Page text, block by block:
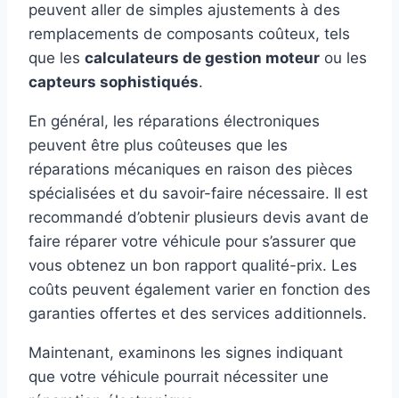
peuvent aller de simples ajustements à des
remplacements de composants coûteux, tels
que les calculateurs de gestion moteur ou les
capteurs sophistiqués.
En général, les réparations électroniques
peuvent être plus coûteuses que les
réparations mécaniques en raison des pièces
spécialisées et du savoir-faire nécessaire. Il est
recommandé d’obtenir plusieurs devis avant de
faire réparer votre véhicule pour s’assurer que
vous obtenez un bon rapport qualité-prix. Les
coûts peuvent également varier en fonction des
garanties offertes et des services additionnels.
Maintenant, examinons les signes indiquant
que votre véhicule pourrait nécessiter une